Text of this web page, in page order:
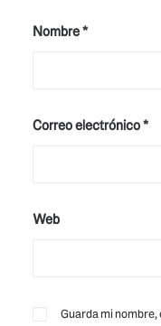
Nombre*
Correo electrónico*
Web
Guarda mi